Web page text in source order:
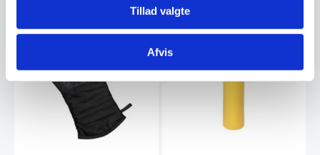
Tillad valgte
Afvis
er:
SPAR 1%